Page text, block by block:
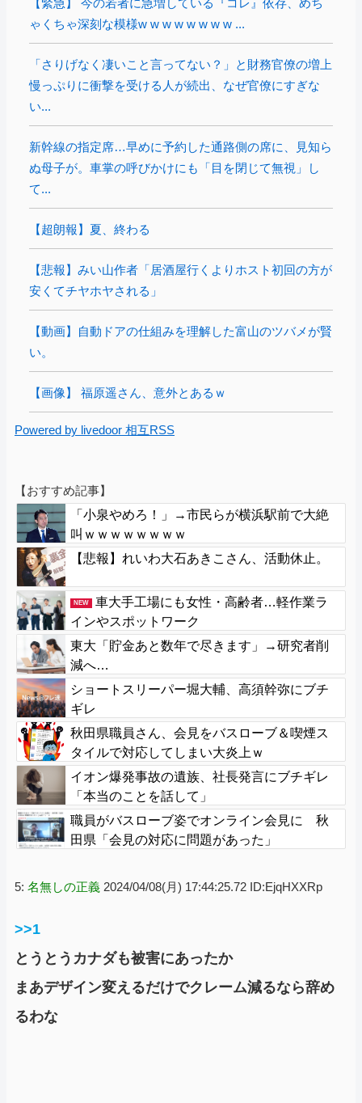
【緊急】 今の若者に急増している『コレ』依存、めち
ゃくちゃ深刻な模様w w w w w w w w ...
「さりげなく凄いこと言ってない？」と財務官僚の増上
慢っぷりに衝撃を受ける人が続出、なぜ官僚にすぎな
い...
新幹線の指定席…早めに予約した通路側の席に、見知ら
ぬ母子が。車掌の呼びかけにも「目を閉じて無視」し
て...
【超朗報】夏、終わる
【悲報】みい山作者「居酒屋行くよりホスト初回の方が
安くてチヤホヤされる」
【動画】自動ドアの仕組みを理解した富山のツバメが賢
い。
【画像】 福原遥さん、意外とあるｗ
Powered by livedoor 相互RSS
【おすすめ記事】
「小泉やめろ！」→市民らが横浜駅前で大絶
叫ｗｗｗｗｗｗｗｗ
【悲報】れいわ大石あきこさん、活動休止。
NEW
車大手工場にも女性・高齢者…軽作業ラ
インやスポットワーク
東大「貯金あと数年で尽きます」→研究者削
減へ…
ショートスリーパー堀大輔、高須幹弥にブチ
ギレ
秋田県職員さん、会見をバスローブ＆喫煙ス
タイルで対応してしまい大炎上ｗ
イオン爆発事故の遺族、社長発言にブチギレ
「本当のことを話して」
職員がバスローブ姿でオンライン会見に 秋
田県「会見の対応に問題があった」
5: 名無しの正義 2024/04/08(月) 17:44:25.72 ID:EjqHXXRp
>>1
とうとうカナダも被害にあったか
まあデザイン変えるだけでクレーム減るなら辞め
るわな